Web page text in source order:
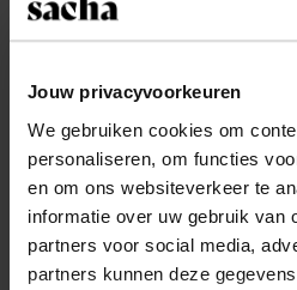
Jouw privacyvoorkeuren
We gebruiken cookies om
personaliseren, om functies
en om ons websiteverkeer te
informatie over uw gebruik van
partners voor social media,
partners kunnen deze
À propos de Sacha
Service clientèle
Livraison
Échanger et retourner